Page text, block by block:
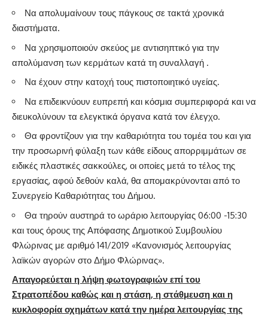
Να απολυμαίνουν τους πάγκους σε τακτά χρονικά
διαστήματα.
Να χρησιμοποιούν σκεύος με αντισηπτικό για την
απολύμανση των κερμάτων κατά τη συναλλαγή .
Να έχουν στην κατοχή τους πιστοποιητικό υγείας.
Να επιδεικνύουν ευπρεπή και κόσμια συμπεριφορά και να
διευκολύνουν τα ελεγκτικά όργανα κατά τον έλεγχο.
Θα φροντίζουν για την καθαριότητα του τομέα του και για
την προσωρινή φύλαξη των κάθε είδους απορριμμάτων σε
ειδικές πλαστικές σακκούλες, οι οποίες μετά το τέλος της
εργασίας, αφού δεθούν καλά, θα απομακρύνονται από το
Συνεργείο Καθαριότητας του Δήμου.
Θα τηρούν αυστηρά το ωράριο λειτουργίας 06:00 -15:30
και τους όρους της Απόφασης Δημοτικού Συμβουλίου
Φλώρινας με αριθμό 141/2019 «Κανονισμός λειτουργίας
λαϊκών αγορών στο Δήμο Φλώρινας».
Απαγορεύεται η λήψη φωτογραφιών επί του
Στρατοπέδου καθώς και η στάση, η στάθμευση και η
κυκλοφορία οχημάτων κατά την ημέρα λειτουργίας της